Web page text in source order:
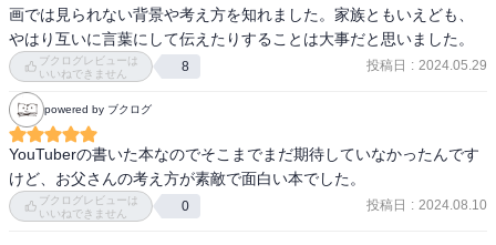
画では見られない背景や考え方を知れました。家族ともいえども、
やはり互いに言葉にして伝えたりすることは大事だと思いました。
ブクログレビューは
いいねできません
8 投稿日 : 2024.05.29
powered by ブクログ
YouTuberの書いた本なのでそこまでまだ期待していなかったんです
けど、お父さんの考え方が素敵で面白い本でした。
ブクログレビューは
いいねできません
0 投稿日 : 2024.08.10